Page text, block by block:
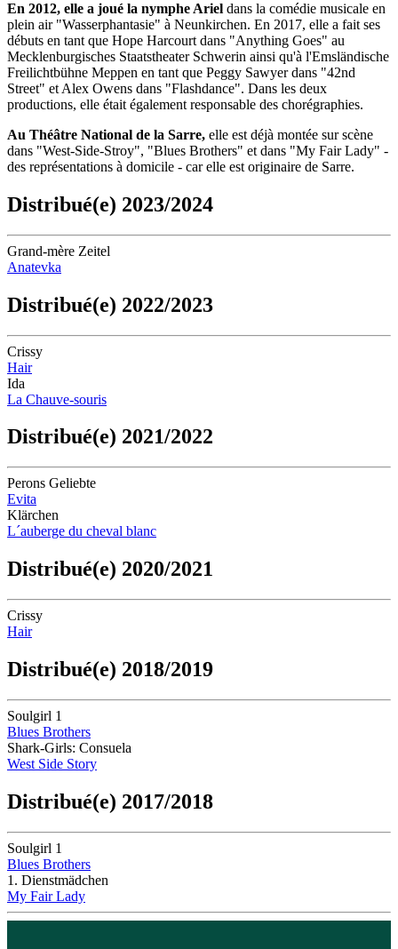
En 2012, elle a joué la nymphe Ariel dans la comédie musicale en
plein air "Wasserphantasie" à Neunkirchen. En 2017, elle a fait ses
débuts en tant que Hope Harcourt dans "Anything Goes" au
Mecklenburgisches Staatstheater Schwerin ainsi qu'à l'Emsländische
Freilichtbühne Meppen en tant que Peggy Sawyer dans "42nd
Street" et Alex Owens dans "Flashdance". Dans les deux
productions, elle était également responsable des chorégraphies.
Au Théâtre National de la Sarre, elle est déjà montée sur scène
dans "West-Side-Stroy", "Blues Brothers" et dans "My Fair Lady" -
des représentations à domicile - car elle est originaire de Sarre.
Distribué(e) 2023/2024
Grand-mère Zeitel
Anatevka
Distribué(e) 2022/2023
Crissy
Hair
Ida
La Chauve-souris
Distribué(e) 2021/2022
Perons Geliebte
Evita
Klärchen
L´auberge du cheval blanc
Distribué(e) 2020/2021
Crissy
Hair
Distribué(e) 2018/2019
Soulgirl 1
Blues Brothers
Shark-Girls: Consuela
West Side Story
Distribué(e) 2017/2018
Soulgirl 1
Blues Brothers
1. Dienstmädchen
My Fair Lady